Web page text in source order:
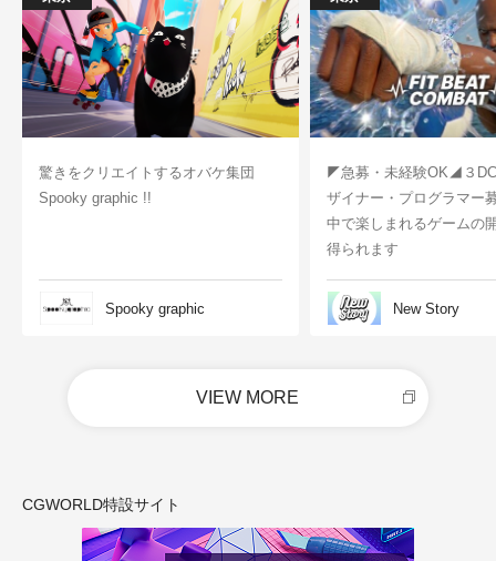
驚きをクリエイトするオバケ集団
Spooky graphic !!
Spooky graphic
◤急募・未経験OK◢３
ザイナー・プログラマー
中で楽しまれるゲームの
得られます
New Story
VIEW MORE
CGWORLD特設サイト